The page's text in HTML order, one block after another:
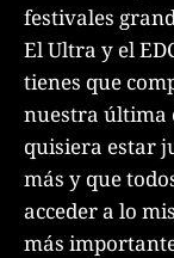
festivales
El Ultra y el
tienes que
nuestra última
quisiera estar
más y que
acceder a lo
más